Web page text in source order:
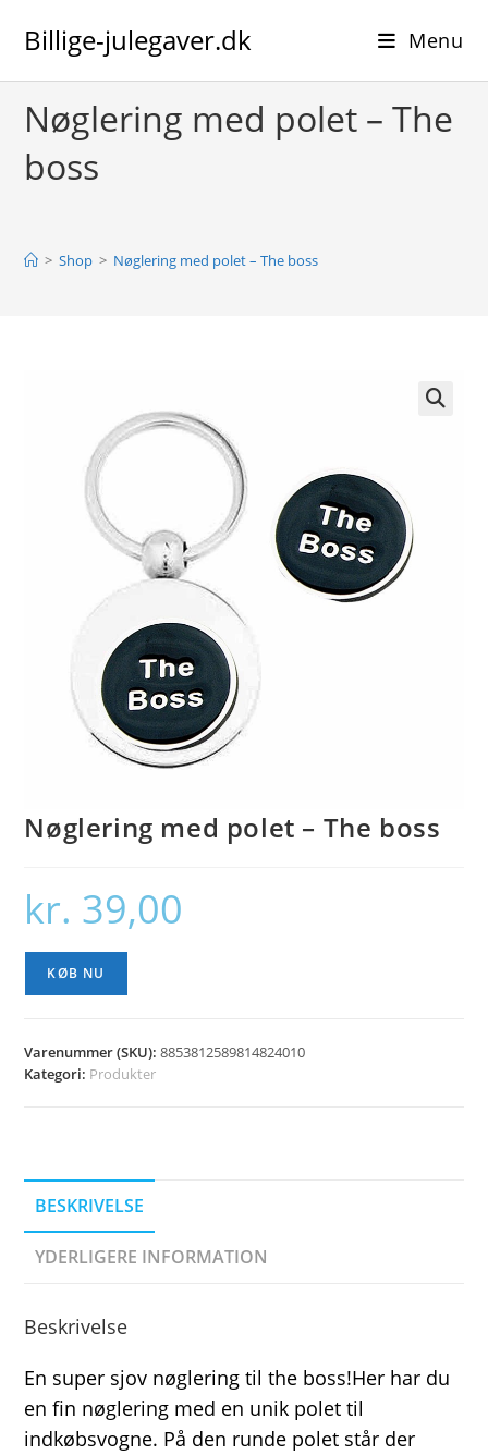
Billige-julegaver.dk Menu
Nøglering med polet – The
boss
> Shop > Nøglering med polet – The boss
Nøglering med polet – The boss
kr. 39,00
KØB NU
Varenummer (SKU):8853812589814824010
Kategori: Produkter
BESKRIVELSE
YDERLIGERE INFORMATION
Beskrivelse
En super sjov nøglering til the boss!Her har du
en fin nøglering med en unik polet til
indkøbsvogne. På den runde polet står der